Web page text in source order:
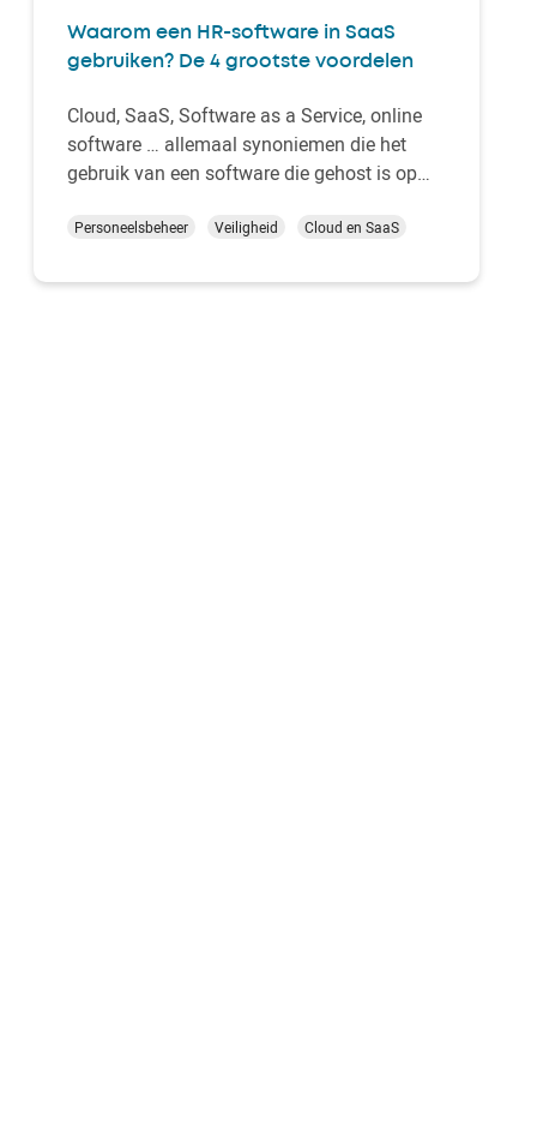
Waarom een HR-software in SaaS
gebruiken? De 4 grootste voordelen
Cloud, SaaS, Software as a Service, online
software … allemaal synoniemen die het
gebruik van een software die gehost is op
gebruiker zich aanmeldt via een beveiligde
meer en meer gebruikt binnen een bedrijf
Personeelsbeheer Veiligheid Cloud en SaaS